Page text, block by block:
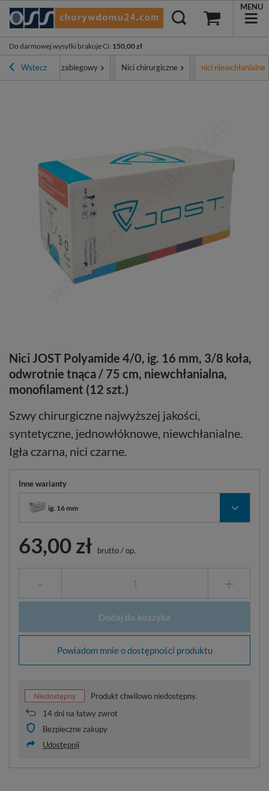
Do darmowej wysyłki brakuje Ci: 150,00 zł
MENU
WsteczSprzęt zabiegowy Nici chirurgiczne nici niewchłanialne
Nici JOST Polyamide 4/0, ig. 16 mm, 3/8 koła,
odwrotnie tnąca / 75 cm, niewchłanialna,
monofilament (12 szt.)
Szwy chirurgiczne najwyższej jakości,
syntetyczne, jednowłóknowe, niewchłanialne.
Igła czarna, nici czarne.
Inne warianty
ig. 16 mm
63,00 zł brutto/op.
- +
Dodaj do koszyka
Powiadom mnie o dostępności produktu
Produkt chwilowo niedostępny.
14dni na łatwy zwrot
Bezpieczne zakupy
Udostępnij